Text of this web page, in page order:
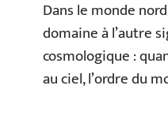
Dans le monde
domaine à l’autre
cosmologique :
au ciel, l’ordre du